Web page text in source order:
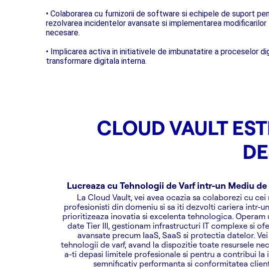
• Colaborarea cu furnizorii de software si echipele de suport
rezolvarea incidentelor avansate si implementarea modificarilor
necesare.
• Implicarea activa in initiativele de imbunatatire a proceselor
transformare digitala interna.
CLOUD VAULT
Lucreaza cu Tehnologii de Varf intr-un Mediu de
La Cloud Vault, vei avea ocazia sa colaborezi cu cei
profesionisti din domeniu si sa iti dezvolti cariera intr-
prioritizeaza inovatia si excelenta tehnologica. Operam
date Tier III, gestionam infrastructuri IT complexe si
avansate precum IaaS, SaaS si protectia datelor.
tehnologii de varf, avand la dispozitie toate resursele
a-ti depasi limitele profesionale si pentru a contribui la
semnificativ performanta si conformitatea